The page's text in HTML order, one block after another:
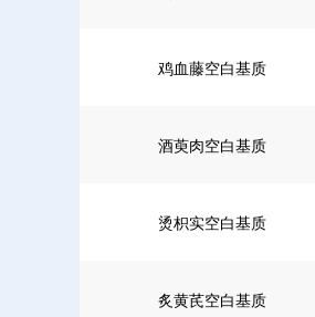
鸡血藤空白基质
酒萸肉空白基质
烫枳实空白基质
炙黄芪空白基质